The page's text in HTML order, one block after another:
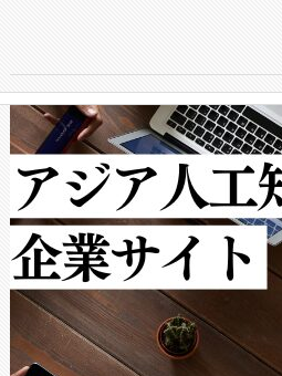
centers. Voltaiq
からシステム統
クルの各段階の
[…]
トに対して約
では、反射率10
で向上し、最大
ットだけで最大
ルの変電所周囲
作業と点群処理
Avia 2は、2種類
× 80°のノーマ